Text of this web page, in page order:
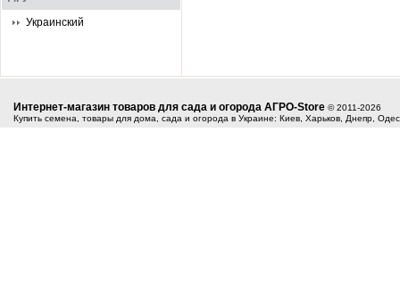
Украинский
Интернет-магазин товаров для сада и огорода АГРО-Store © 2011-2026
Купить семена, товары для дома, сада и огорода в Украине: Киев, Харьков, Днепр,